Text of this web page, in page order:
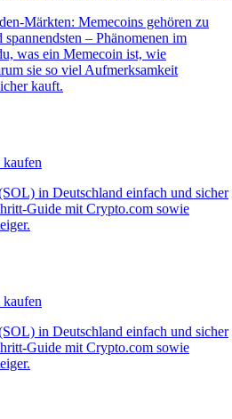
Märkten: Memecoins gehören zu
– Phänomenen im
was ein Memecoin ist, wie
sie so viel Aufmerksamkeit
kauft.
in Deutschland einfach und sicher
Guide mit Crypto.com sowie
in Deutschland einfach und sicher
Guide mit Crypto.com sowie